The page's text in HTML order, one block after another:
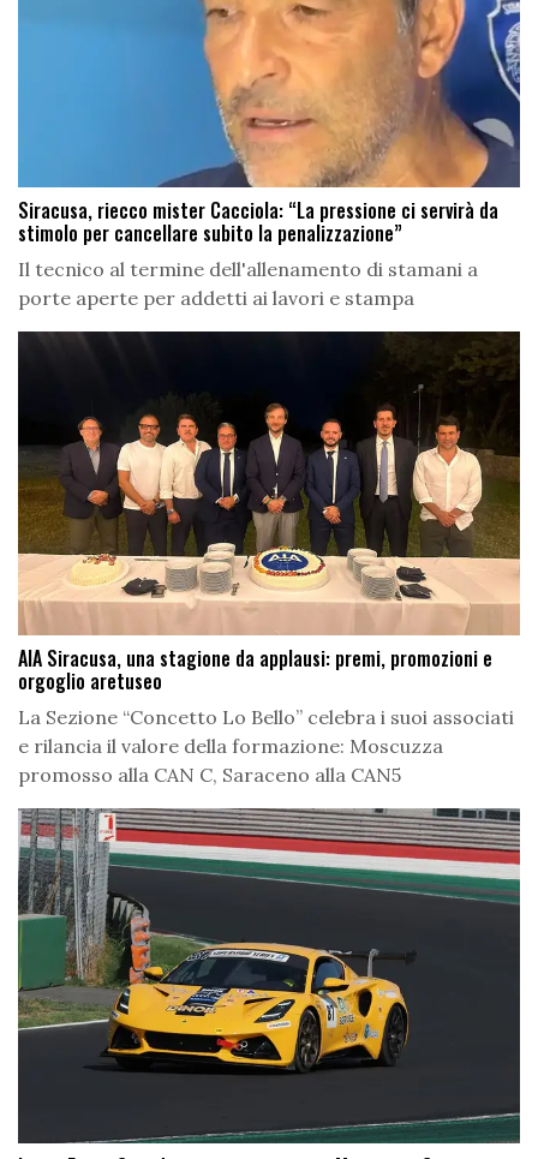
Siracusa, riecco mister Cacciola: “La pressione ci servirà da
stimolo per cancellare subito la penalizzazione”
Il tecnico al termine dell'allenamento di stamani a
porte aperte per addetti ai lavori e stampa
AIA Siracusa, una stagione da applausi: premi, promozioni e
orgoglio aretuseo
La Sezione “Concetto Lo Bello” celebra i suoi associati
e rilancia il valore della formazione: Moscuzza
promosso alla CAN C, Saraceno alla CAN5